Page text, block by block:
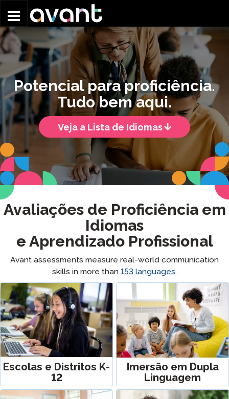
Potencial para proficiência.
Tudo bem aqui.
Veja a Lista de Idiomas
Avaliações de Proficiência em
Idiomas
e Aprendizado Profissional
Avant assessments measure real-world communication
skills in more than 153 languages.
Escolas e Distritos K-
12
Imersão em Dupla
Linguagem